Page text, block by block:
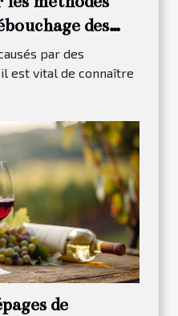
des
par des
est vital de connaître
de